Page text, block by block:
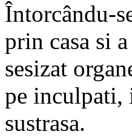
Întorcându-
prin casa si
sesizat
pe inculpati,
sustrasa.